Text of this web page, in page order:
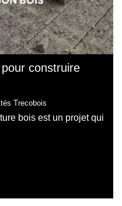
construire
Trecobois
bois est un projet qui